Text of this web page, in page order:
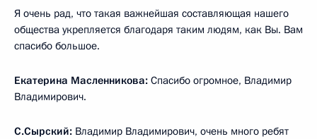
Я очень рад, что такая важнейшая составляющая нашего
общества укрепляется благодаря таким людям, как Вы. Вам
спасибо большое.
Екатерина Масленникова: Спасибо огромное, Владимир
Владимирович.
С.Сырский: Владимир Владимирович, очень много ребят